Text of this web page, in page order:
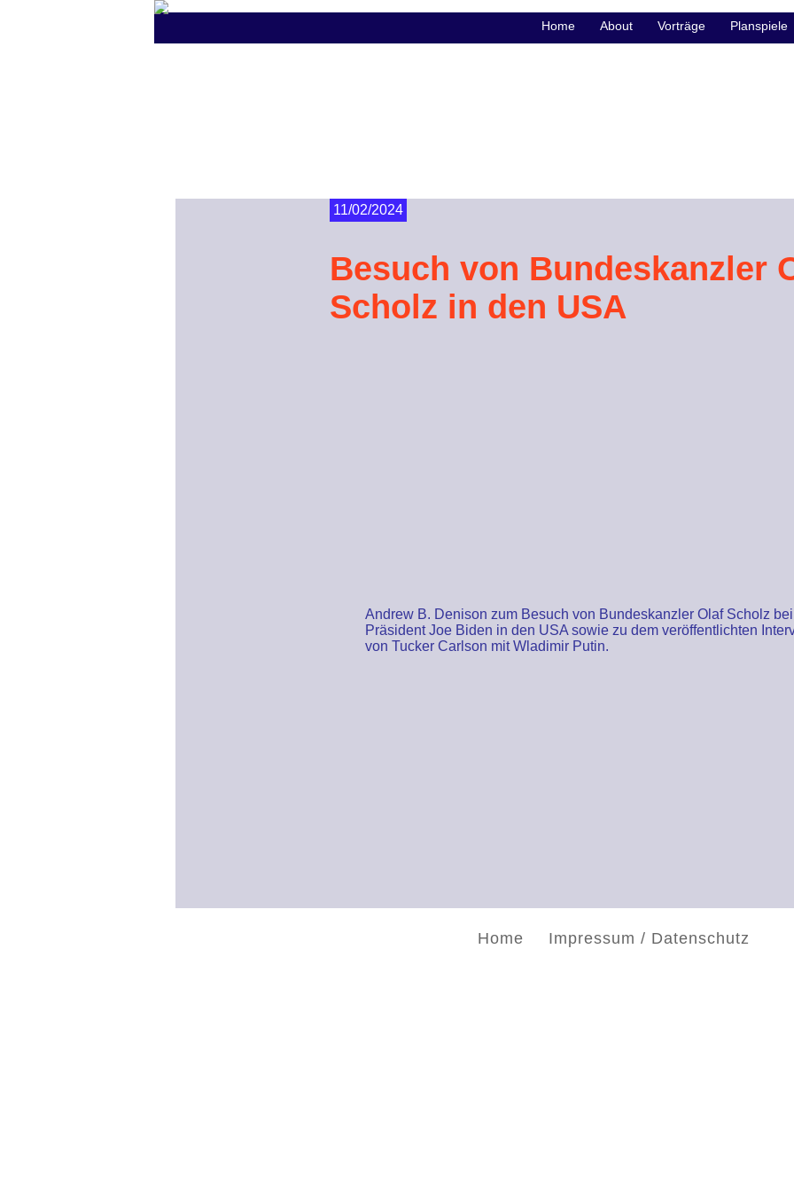
11/02/2024
Besuch von Bundeskanzler
Scholz in den USA
Andrew B. Denison zum Besuch von Bundeskanzler Olaf Scholz bei
Präsident Joe Biden in den USA sowie zu dem veröffentlichten
von Tucker Carlson mit Wladimir Putin.
Home Impressum / Datenschutz
Home About Vorträge Planspiele